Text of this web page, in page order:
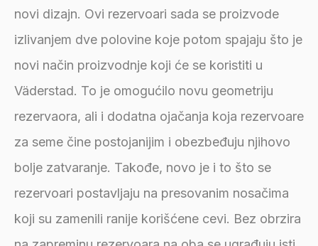
novi dizajn. Ovi rezervoari sada se proizvode
izlivanjem dve polovine koje potom spajaju što je
novi način proizvodnje koji će se koristiti u
Väderstad. To je omogućilo novu geometriju
rezervaora, ali i dodatna ojačanja koja rezervoare
za seme čine postojanijim i obezbeđuju njihovo
bolje zatvaranje. Takođe, novo je i to što se
rezervoari postavljaju na presovanim nosačima
koji su zamenili ranije korišćene cevi. Bez obrzira